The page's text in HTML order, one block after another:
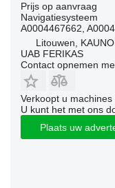
Prijs op aanvraag
Navigatiesysteem
A0004467662,
Litouwen, KAUNO
UAB FERIKAS
Contact opnemen
Verkoopt u
U kunt het met ons
Plaats uw